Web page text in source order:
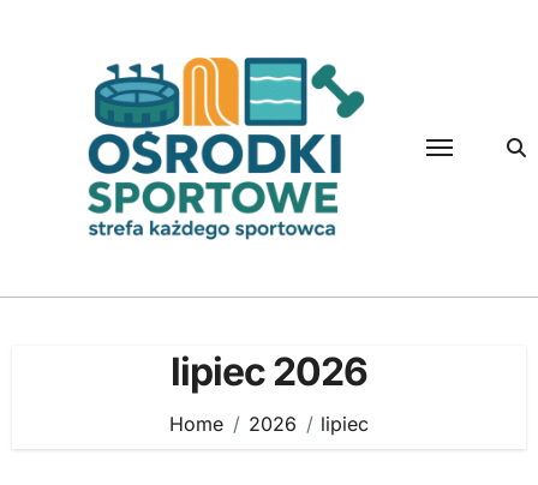
lipiec 2026
Home 2026 lipiec